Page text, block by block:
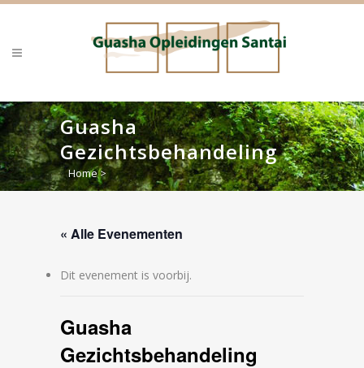
Guasha
Gezichtsbehandeling
Home>
« Alle Evenementen
Dit evenement is voorbij.
Guasha
Gezichtsbehandeling